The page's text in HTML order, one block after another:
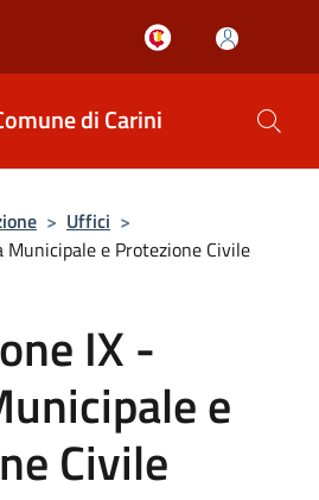
di Carini
> Uffici >
e Protezione Civile
IX -
e
Civile